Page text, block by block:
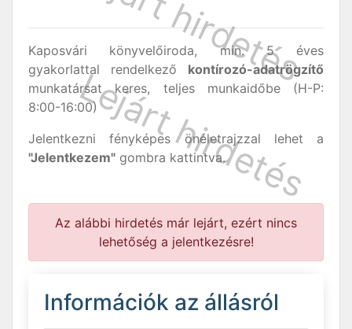
Kaposvári könyvelőiroda, min. 5 éves
gyakorlattal rendelkező kontírozó-adatrögzítő
munkatársat keres, teljes munkaidőbe (H-P:
8:00-16:00)
Jelentkezni fényképes önéletrajzzal lehet a
"Jelentkezem" gombra kattintva.
Az alábbi hirdetés már lejárt, ezért nincs
lehetőség a jelentkezésre!
Információk az állásról